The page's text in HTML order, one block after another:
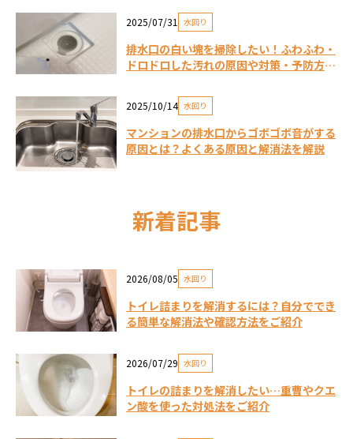
2025/07/31 水回り
排水口の白い塊を掃除したい！ふわふわ・
ドロドロした汚れの原因や対策・予防方法
2025/10/14 水回り
マンションの排水口からゴボゴボ音がする
原因とは？よくある原因と解消法を解説
新着記事
2026/08/05 水回り
トイレ詰まりを解消するには？自分ででき
る簡単な解消法や確認方法をご紹介
2026/07/29 水回り
トイレの詰まりを解消したい…重曹やクエ
ン酸を使った対処法をご紹介